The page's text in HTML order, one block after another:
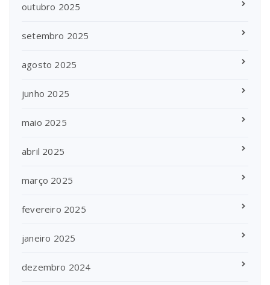
outubro 2025
setembro 2025
agosto 2025
junho 2025
maio 2025
abril 2025
março 2025
fevereiro 2025
janeiro 2025
dezembro 2024